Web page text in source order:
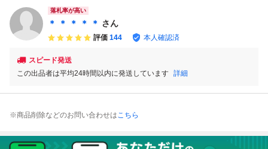
落札率が高い
＊ ＊ ＊ ＊ ＊ さん
評価 144 本人確認済
スピード発送
この出品者は平均24時間以内に発送しています 詳細
※商品削除などのお問い合わせはこちら